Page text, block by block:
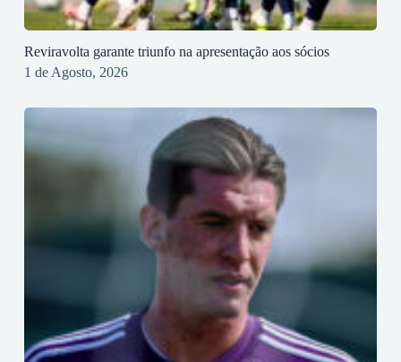
Reviravolta garante triunfo na apresentação aos sócios
1 de Agosto, 2026